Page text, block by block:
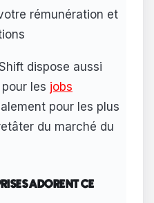
rémunération et
dispose aussi
les jobs
pour les plus
du marché du
ADORENT CE